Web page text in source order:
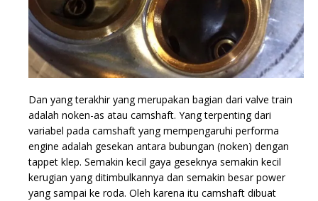
Dan yang terakhir yang merupakan bagian dari valve train
adalah noken-as atau camshaft. Yang terpenting dari
variabel pada camshaft yang mempengaruhi performa
engine adalah gesekan antara bubungan (noken) dengan
tappet klep. Semakin kecil gaya geseknya semakin kecil
kerugian yang ditimbulkannya dan semakin besar power
yang sampai ke roda. Oleh karena itu camshaft dibuat